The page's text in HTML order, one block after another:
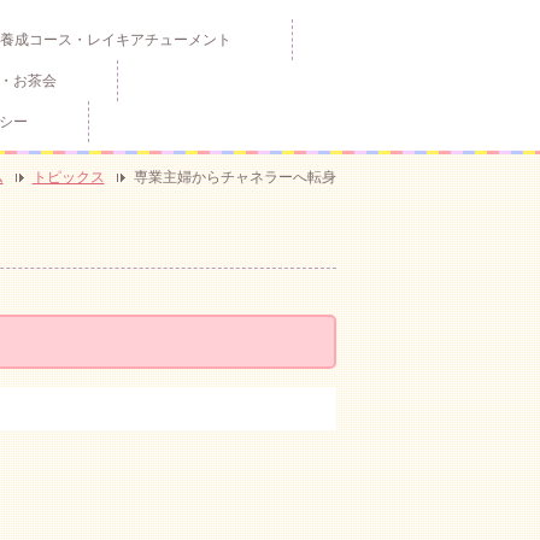
成コース・レイキアチューメント
お茶会
ー
トピックス 専業主婦からチャネラーへ転身